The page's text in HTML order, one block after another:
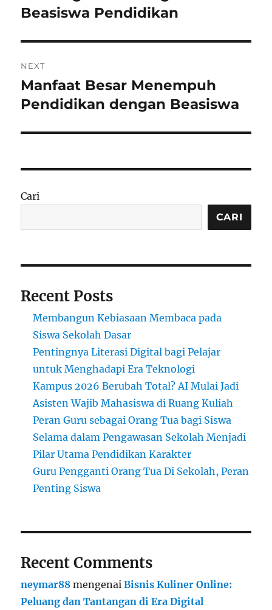
Beasiswa Pendidikan
NEXT
Next
post:
Manfaat Besar Menempuh
Pendidikan dengan Beasiswa
Cari
CARI
Recent Posts
Membangun Kebiasaan Membaca pada
Siswa Sekolah Dasar
Pentingnya Literasi Digital bagi Pelajar
untuk Menghadapi Era Teknologi
Kampus 2026 Berubah Total? AI Mulai Jadi
Asisten Wajib Mahasiswa di Ruang Kuliah
Peran Guru sebagai Orang Tua bagi Siswa
Selama dalam Pengawasan Sekolah Menjadi
Pilar Utama Pendidikan Karakter
Guru Pengganti Orang Tua Di Sekolah, Peran
Penting Siswa
Recent Comments
neymar88 mengenaiBisnis Kuliner Online:
Peluang dan Tantangan di Era Digital